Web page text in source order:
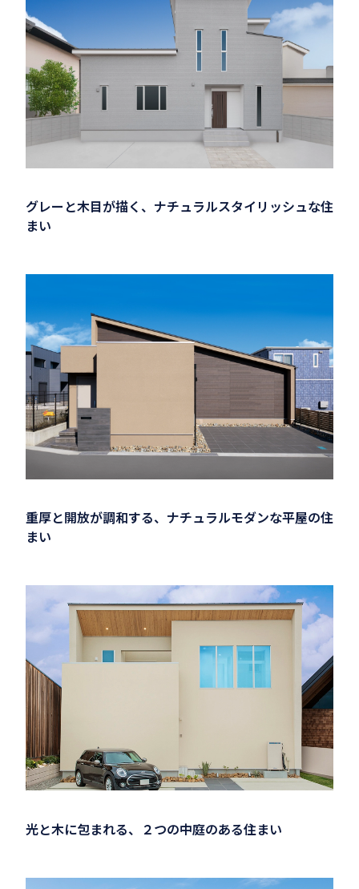
グレーと木目が描く、ナチュラルスタイリッシュな住
まい
重厚と開放が調和する、ナチュラルモダンな平屋の住
まい
光と木に包まれる、２つの中庭のある住まい